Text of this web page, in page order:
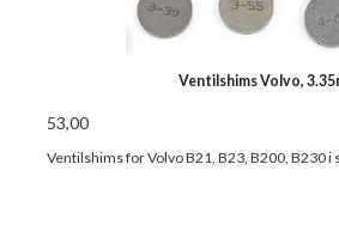
Ventilshims Volvo,
53,00
Ventilshims for Volvo B21, B23, B200, B230